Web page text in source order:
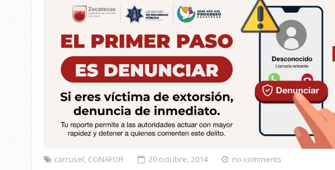
carrusel, CONAFOR 20 octubre, 2014 no comments